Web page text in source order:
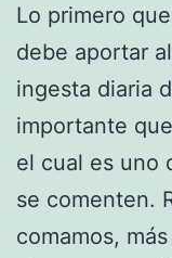
Lo primero
debe aportar
ingesta diaria
importante
el cual es uno
se comenten.
comamos,